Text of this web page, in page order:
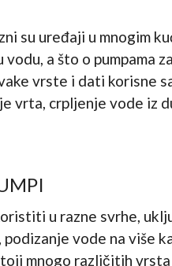
su uređaji u mnogim
vodu, a što o pumpama
vrste i dati korisne
vrta, crpljenje vode iz
u razne svrhe,
vode na više
mnogo različitih